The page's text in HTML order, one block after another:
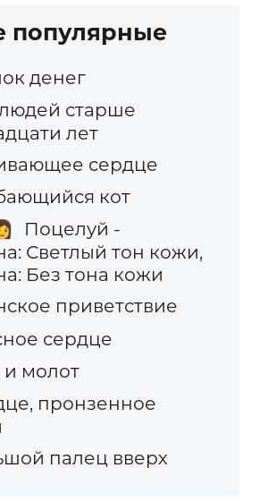
популярные
денег
старше
лет
сердце
кот
Поцелуй -
Светлый тон кожи,
Без тона кожи
приветствие
сердце
молот
пронзенное
палец вверх